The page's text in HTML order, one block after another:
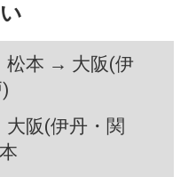
松本 → 大阪(伊
阪(伊丹・関